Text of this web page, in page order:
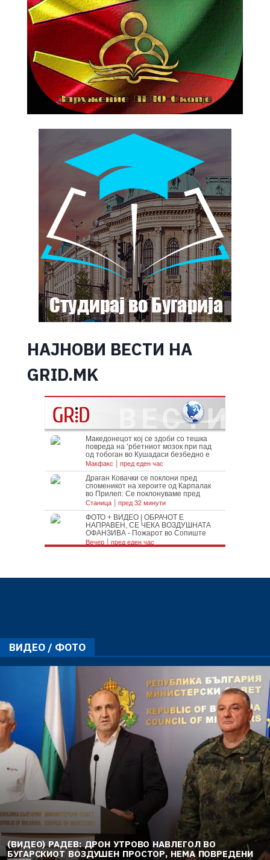
НАЈНОВИ ВЕСТИ НА
GRID.MK
ВИДЕО / ФОТО
(ВИДЕО) РАДЕВ: ДРОН УТРОВО НАВЛЕГОЛ ВО
БУГАРСКИОТ ВОЗДУШЕН ПРОСТОР, НЕМА ПОВРЕДЕНИ